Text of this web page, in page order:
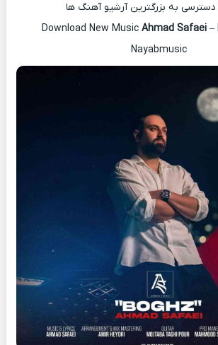
دسترسی به بزرگترین آرشیو آهنگ ها
Download New Music Ahmad Safaei –
Nayabmusic